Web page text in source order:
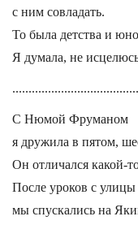
с ним совладать.
То была детства и
Я думала, не
С Нюмой Фруманом
я дружила в пятом,
Он отличался какой-
После уроков с улицы
мы спускались на